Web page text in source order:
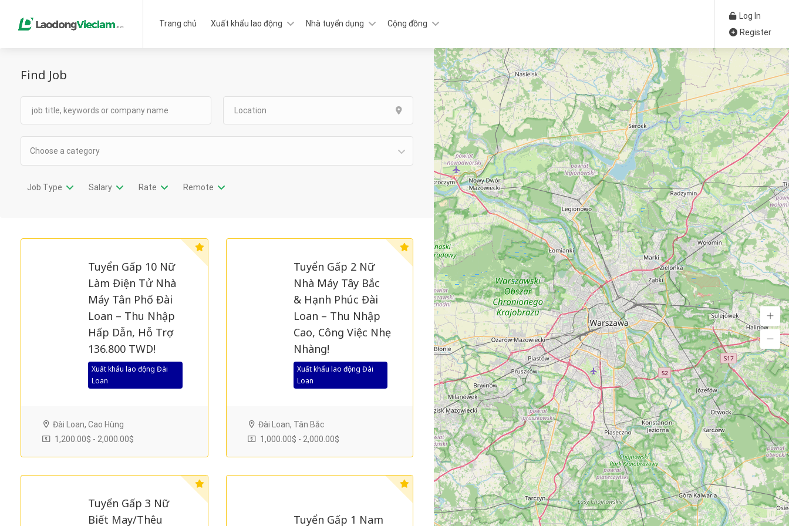
Trang chủ Xuất khẩu lao động Nhà tuyển dụng Cộng đồng
Log In
Register
Find Job
Choose a category
Job Type Salary Rate Remote
Tuyển Gấp 10 Nữ
Làm Điện Tử Nhà
Máy Tân Phố Đài
Loan – Thu Nhập
Hấp Dẫn, Hỗ Trợ
136.800 TWD!
Xuất khẩu lao động Đài
Loan
Đài Loan, Cao Hùng
1,200.00$ - 2,000.00$
Tuyển Gấp 2 Nữ
Nhà Máy Tây Bắc
& Hạnh Phúc Đài
Loan – Thu Nhập
Cao, Công Việc Nhẹ
Nhàng!
Xuất khẩu lao động Đài
Loan
Đài Loan, Tân Bắc
1,000.00$ - 2,000.00$
Tuyển Gấp 3 Nữ
Biết May/Thêu
Tuyển Gấp 1 Nam